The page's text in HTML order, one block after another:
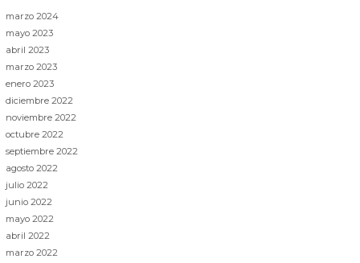
marzo 2024
mayo 2023
abril 2023
marzo 2023
enero 2023
diciembre 2022
noviembre 2022
octubre 2022
septiembre 2022
agosto 2022
julio 2022
junio 2022
mayo 2022
abril 2022
marzo 2022